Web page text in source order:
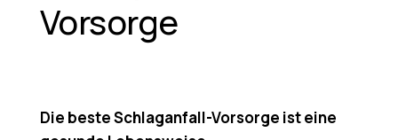
Vorsorge
Die beste Schlaganfall-Vorsorge ist eine